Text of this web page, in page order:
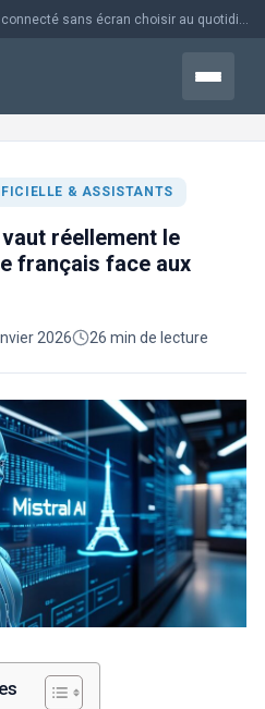
Menu
& ASSISTANTS
réellement le
français face aux
2026 26 min de lecture